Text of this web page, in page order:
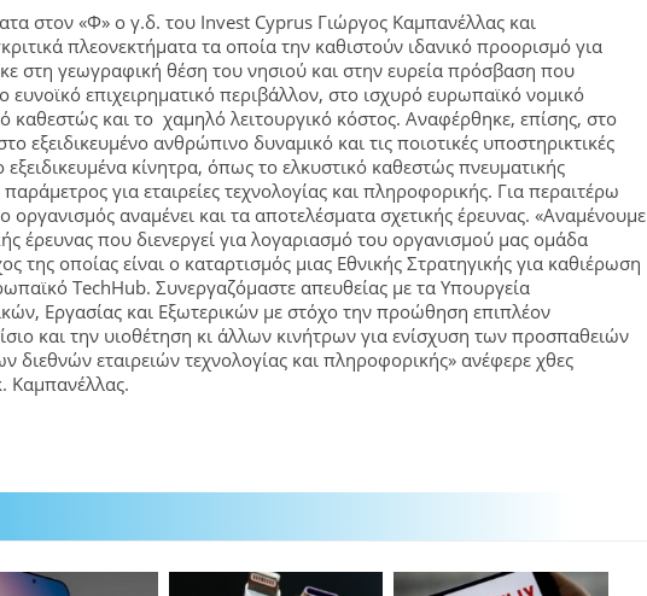
στον «Φ» ο γ.δ. του Invest Cyprus Γιώργος Καμπανέλλας και
πλεονεκτήματα τα οποία την καθιστούν ιδανικό προορισμό για
στη γεωγραφική θέση του νησιού και στην ευρεία πρόσβαση που
ευνοϊκό επιχειρηματικό περιβάλλον, στο ισχυρό ευρωπαϊκό νομικό
καθεστώς και το χαμηλό λειτουργικό κόστος. Αναφέρθηκε, επίσης, στο
εξειδικευμένο ανθρώπινο δυναμικό και τις ποιοτικές υποστηρικτικές
κίνητρα, όπως το ελκυστικό καθεστώς πνευματικής
για εταιρείες τεχνολογίας και πληροφορικής. Για περαιτέρω
αναμένει και τα αποτελέσματα σχετικής έρευνας. «Αναμένουμε
έρευνας που διενεργεί για λογαριασμό του οργανισμού μας ομάδα
της οποίας είναι ο καταρτισμός μιας Εθνικής Στρατηγικής για καθιέρωση
TechHub. Συνεργαζόμαστε απευθείας με τα Υπουργεία
Εργασίας και Εξωτερικών με στόχο την προώθηση επιπλέον
και την υιοθέτηση κι άλλων κινήτρων για ενίσχυση των προσπαθειών
διεθνών εταιρειών τεχνολογίας και πληροφορικής» ανέφερε χθες
Καμπανέλλας.